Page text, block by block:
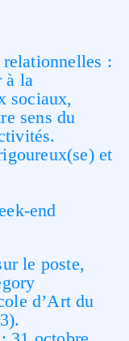
:
à la
sociaux,
sens du
et
end
le poste,
d’Art du